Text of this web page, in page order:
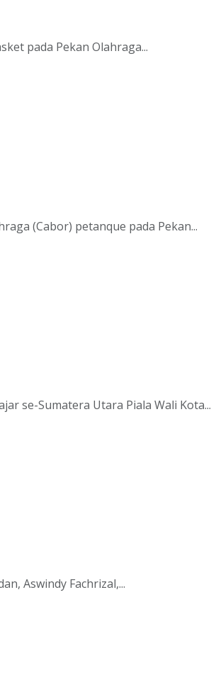
pada Pekan Olahraga...
(Cabor) petanque pada Pekan...
se-Sumatera Utara Piala Wali Kota...
Aswindy Fachrizal,...